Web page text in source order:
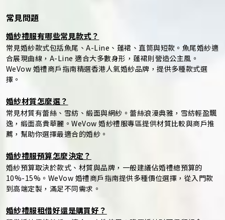
常見問題
婚紗禮服有哪些常見款式？
常見婚紗款式包括魚尾、A-Line、蓬裙、直筒與短款。魚尾婚紗適
合展現曲線，A-Line 適合大多數身形，蓬裙則營造公主風。
WeVow 婚禮商戶指南精選香港人氣婚紗品牌，提供多種款式選
擇。
婚紗材質怎麼選？
常見材質有蕾絲、雪紡、緞面與網紗。蕾絲浪漫典雅，雪紡輕盈飄
逸，緞面高貴華麗。WeVow 婚紗禮服專區提供材質比較與商戶推
薦，幫助你選擇最適合的婚紗。
婚紗禮服預算怎麼決定？
婚紗預算取決於款式、材質與品牌，一般建議佔婚禮總預算的
10%-15%。WeVow 婚禮商戶指南提供多種價位選擇，從入門款
到高端定製，滿足不同需求。
婚紗禮服租借好還是購買好？